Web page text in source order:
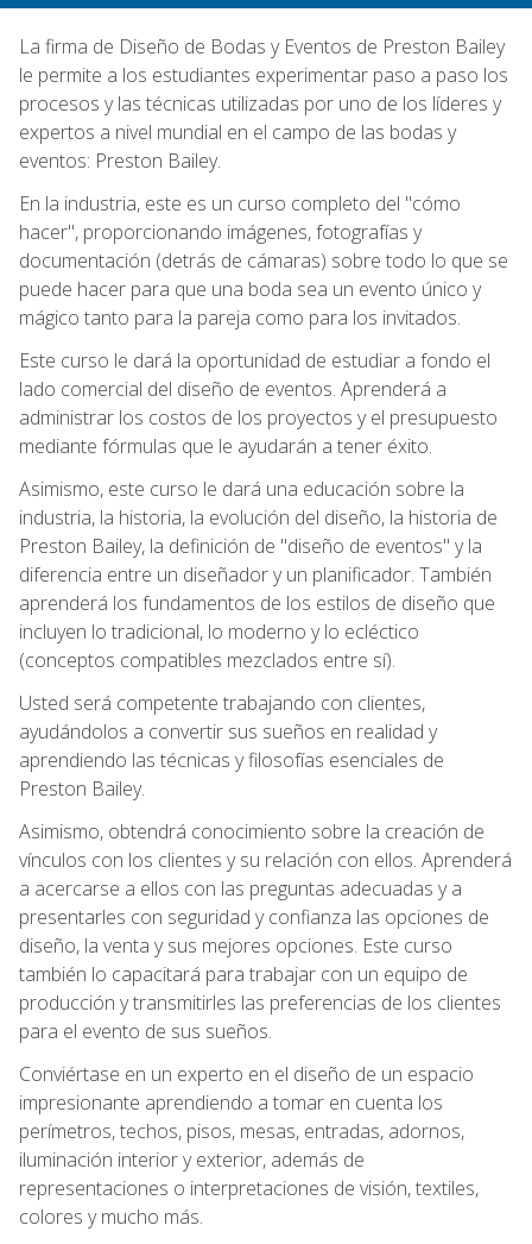
La firma de Diseño de Bodas y Eventos de Preston Bailey
le permite a los estudiantes experimentar paso a paso los
procesos y las técnicas utilizadas por uno de los líderes y
expertos a nivel mundial en el campo de las bodas y
eventos: Preston Bailey.
En la industria, este es un curso completo del "cómo
hacer", proporcionando imágenes, fotografías y
documentación (detrás de cámaras) sobre todo lo que se
puede hacer para que una boda sea un evento único y
mágico tanto para la pareja como para los invitados.
Este curso le dará la oportunidad de estudiar a fondo el
lado comercial del diseño de eventos. Aprenderá a
administrar los costos de los proyectos y el presupuesto
mediante fórmulas que le ayudarán a tener éxito.
Asimismo, este curso le dará una educación sobre la
industria, la historia, la evolución del diseño, la historia de
Preston Bailey, la definición de "diseño de eventos" y la
diferencia entre un diseñador y un planificador. También
aprenderá los fundamentos de los estilos de diseño que
incluyen lo tradicional, lo moderno y lo ecléctico
(conceptos compatibles mezclados entre sí).
Usted será competente trabajando con clientes,
ayudándolos a convertir sus sueños en realidad y
aprendiendo las técnicas y filosofías esenciales de
Preston Bailey.
Asimismo, obtendrá conocimiento sobre la creación de
vínculos con los clientes y su relación con ellos. Aprenderá
a acercarse a ellos con las preguntas adecuadas y a
presentarles con seguridad y confianza las opciones de
diseño, la venta y sus mejores opciones. Este curso
también lo capacitará para trabajar con un equipo de
producción y transmitirles las preferencias de los clientes
para el evento de sus sueños.
Conviértase en un experto en el diseño de un espacio
impresionante aprendiendo a tomar en cuenta los
perímetros, techos, pisos, mesas, entradas, adornos,
iluminación interior y exterior, además de
representaciones o interpretaciones de visión, textiles,
colores y mucho más.